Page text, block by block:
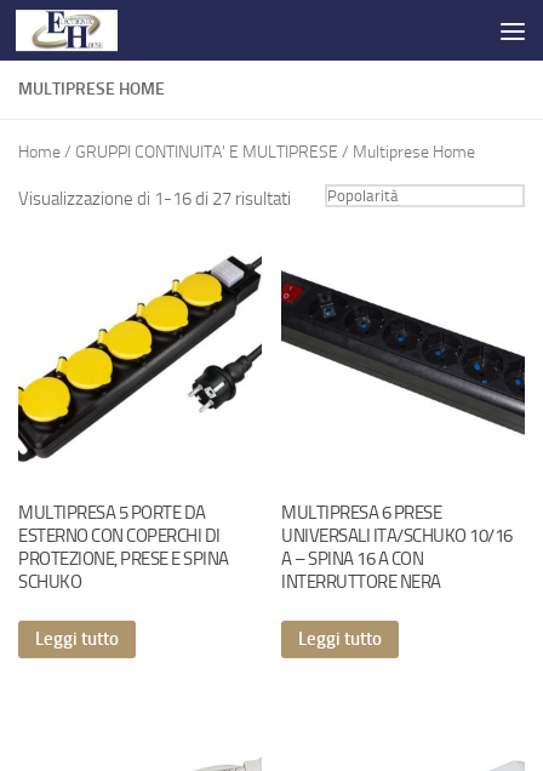
Salta al contenuto
MULTIPRESE HOME
Home/ GRUPPI CONTINUITA' E MULTIPRESE / Multiprese Home
Visualizzazione di 1-16 di 27 risultati
MULTIPRESA 5 PORTE DA
ESTERNO CON COPERCHI DI
PROTEZIONE, PRESE E SPINA
SCHUKO
Leggi tutto
MULTIPRESA 6 PRESE
UNIVERSALI ITA/SCHUKO 10/16
A – SPINA 16 A CON
INTERRUTTORE NERA
Leggi tutto